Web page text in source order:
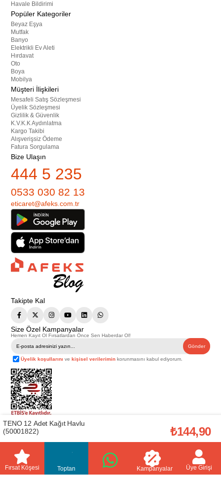
Havale Bildirimi
Popüler Kategoriler
Beyaz Eşya
Mutfak
Banyo
Elektrikli Ev Aleti
Hırdavat
Oto
Boya
Mobilya
Müşteri İlişkileri
Mesafeli Satış Sözleşmesi
Üyelik Sözleşmesi
Gizlilik & Güvenlik
K.V.K.K Aydınlatma
Kargo Takibi
Alışverişsiz Ödeme
Fatura Sorgulama
Bize Ulaşın
444 5 235
0533 030 82 13
eticaret@afeks.com.tr
Takipte Kal
Size Özel Kampanyalar
Hemen Kayıt Ol Fırsatlardan Önce Sen Haberdar Ol!
Gönder
Üyelik koşullarını vekişisel verilerimin korunmasını kabul ediyorum.
Telif Hakkı © 2026Afeks Yapı Market
. Tüm hakları saklıdır.
Bu web sitesindeki tüm ürünler ticari amaçlıdır. Web sitemizde yer alan
görsel ve yazılı içerikler firmamıza ait olup, firmamızın yazılı izni alınmadan
başka yerlerde kullanılamaz. İçeriklerin izin alınmadan kopyalanması ve
kullanılması 5846 sayılı Fikir ve Sanat Eserleri Yasasına göre suçtur.
Fırsat Köşesi Toptan Kampanyalar Üye Girişi
TENO 12 Adet Kağıt Havlu
(50001822)
₺144,90